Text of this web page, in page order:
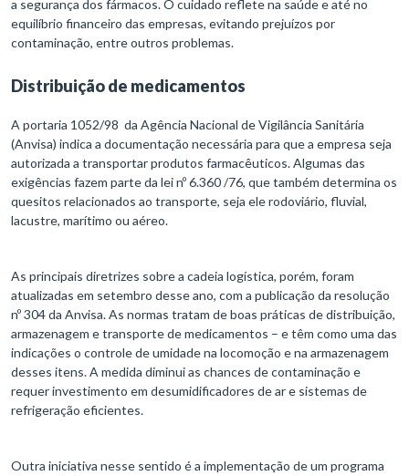
a segurança dos fármacos. O cuidado reflete na saúde e até no
equilíbrio financeiro das empresas, evitando prejuízos por
contaminação, entre outros problemas.
Distribuição de medicamentos
A portaria 1052/98 da Agência Nacional de Vigilância Sanitária
(Anvisa) indica a documentação necessária para que a empresa seja
autorizada a transportar produtos farmacêuticos. Algumas das
exigências fazem parte da lei nº 6.360 /76, que também determina os
quesitos relacionados ao transporte, seja ele rodoviário, fluvial,
lacustre, marítimo ou aéreo.
As principais diretrizes sobre a cadeia logística, porém, foram
atualizadas em setembro desse ano, com a publicação da resolução
nº 304 da Anvisa. As normas tratam de boas práticas de distribuição,
armazenagem e transporte de medicamentos – e têm como uma das
indicações o controle de umidade na locomoção e na armazenagem
desses itens. A medida diminui as chances de contaminação e
requer investimento em desumidificadores de ar e sistemas de
refrigeração eficientes.
Outra iniciativa nesse sentido é a implementação de um programa